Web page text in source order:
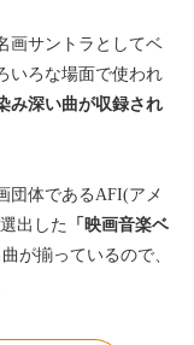
画サントラとしてベ
いろな場面で使われ
み深い曲が収録され
団体であるAFI(アメ
出した
「 映画音楽ベ
が揃っているので、